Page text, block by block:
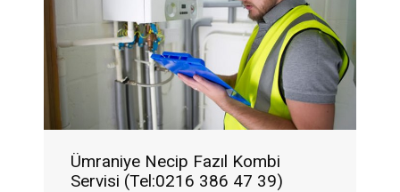
Ümraniye Necip Fazıl Kombi
Servisi (Tel:0216 386 47 39)